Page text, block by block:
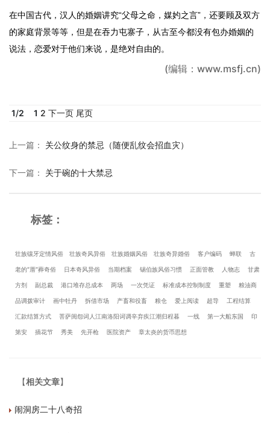
在中国古代，汉人的婚姻讲究“父母之命，媒妁之言”，还要顾及双方
的家庭背景等等，但是在吞力屯寨子，从古至今都没有包办婚姻的
说法，恋爱对于他们来说，是绝对自由的。
(编辑：www.msfj.cn)
1/2 1 2 下一页 尾页
上一篇 ： 关公纹身的禁忌（随便乱纹会招血灾）
下一篇 ： 关于碗的十大禁忌
标签：
壮族镶牙定情风俗 壮族奇风异俗 壮族婚姻风俗 壮族奇异婚俗 客户编码 蝉联 古
老的“厝”葬奇俗 日本奇风异俗 当期档案 锡伯族风俗习惯 正面管教 人物志 甘肃
方剂 副总裁 港口堆存总成本 两场 一次凭证 标准成本控制制度 重塑 粮油商
品调拨审计 画中牡丹 拆借市场 产畜和役畜 粮仓 爱上阅读 超导 工程结算
汇款结算方式 菩萨闺怨词人江南洛阳词调辛弃疾江潮归程暮 一线 第一大船东国 印
第安 插花节 秀美 先开枪 医院资产 章太炎的货币思想
【相关文章】
闹洞房二十八奇招